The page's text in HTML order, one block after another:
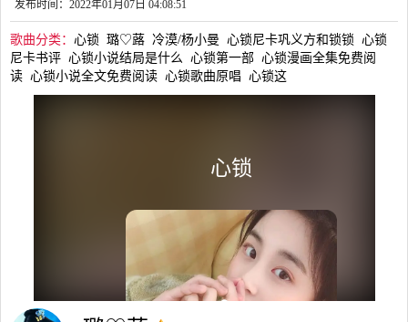
发布时间：2022年01月07日 04:08:51
歌曲分类： 心锁 璐♡蕗 冷漠/杨小曼 心锁尼卡巩义方和锁锁 心锁
尼卡书评 心锁小说结局是什么 心锁第一部 心锁漫画全集免费阅
读 心锁小说全文免费阅读 心锁歌曲原唱 心锁这